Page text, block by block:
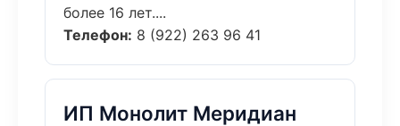
более 16 лет....
Телефон: 8 (922) 263 96 41
ИП Монолит Меридиан